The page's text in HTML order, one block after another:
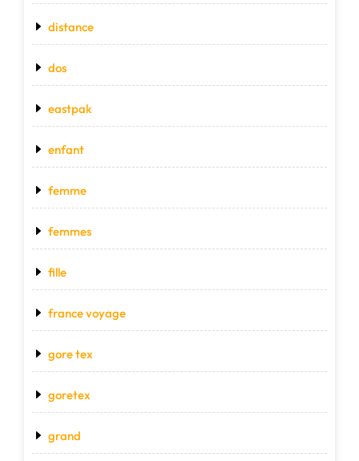
distance
dos
eastpak
enfant
femme
femmes
fille
france voyage
gore tex
goretex
grand